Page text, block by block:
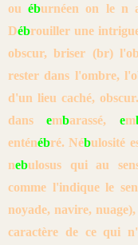
ouéburnéen on le n
Débrouiller une
obscur, briser (br)
rester dans l'ombre,
d'un lieu caché,
dansembarassé, em
enténébré. Nébulosité
nebulosus qui au
comme l'indique le
noyade, navire,
caractère de ce qui